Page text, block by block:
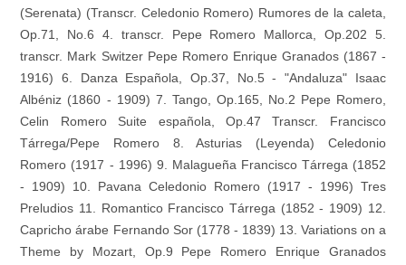
(Serenata) (Transcr. Celedonio Romero) Rumores de la caleta,
Op.71, No.6 4. transcr. Pepe Romero Mallorca, Op.202 5.
transcr. Mark Switzer Pepe Romero Enrique Granados (1867 -
1916) 6. Danza Española, Op.37, No.5 - "Andaluza" Isaac
Albéniz (1860 - 1909) 7. Tango, Op.165, No.2 Pepe Romero,
Celin Romero Suite española, Op.47 Transcr. Francisco
Tárrega/Pepe Romero 8. Asturias (Leyenda) Celedonio
Romero (1917 - 1996) 9. Malagueña Francisco Tárrega (1852
- 1909) 10. Pavana Celedonio Romero (1917 - 1996) Tres
Preludios 11. Romantico Francisco Tárrega (1852 - 1909) 12.
Capricho árabe Fernando Sor (1778 - 1839) 13. Variations on a
Theme by Mozart, Op.9 Pepe Romero Enrique Granados